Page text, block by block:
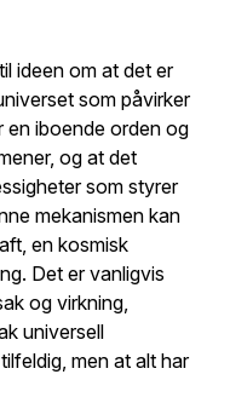
ideen om at det er
som påvirker
en iboende orden og
og at det
som styrer
mekanismen kan
en kosmisk
Det er vanligvis
og virkning,
universell
men at alt har